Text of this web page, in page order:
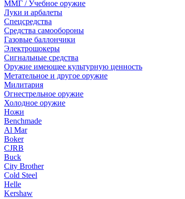
ММГ / Учебное оружие
Луки и арбалеты
Спецсредства
Средства самообороны
Газовые баллончики
Электрошокеры
Сигнальные средства
Оружие имеющее культурную ценность
Метательное и другое оружие
Милитария
Огнестрельное оружие
Холодное оружие
Ножи
Benchmade
Al Mar
Boker
CJRB
Buck
City Brother
Cold Steel
Helle
Kershaw